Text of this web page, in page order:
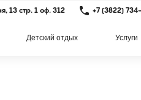
Услуги
Детский отдых
+7 (3822)
13 стр. 1 оф. 312